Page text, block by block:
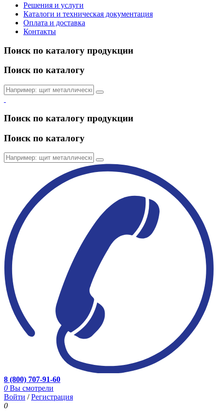
Решения и услуги
Каталоги и техническая документация
Оплата и доставка
Контакты
Поиск по каталогу продукции
Поиск по каталогу
Поиск по каталогу продукции
Поиск по каталогу
8 (800) 707-91-60
0 Вы смотрели
Войти /Регистрация
0